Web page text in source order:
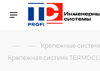
— — Крепежные
Крепежная система